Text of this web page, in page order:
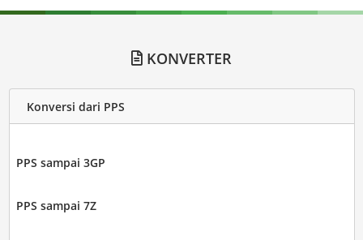
KONVERTER
Konversi dari PPS
PPS sampai 3GP
PPS sampai 7Z